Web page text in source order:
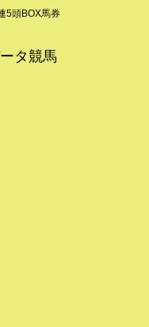
5頭BOX馬券
タ競馬